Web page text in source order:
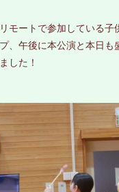
モートで参加している子
、午後に本公演と本日も
した！